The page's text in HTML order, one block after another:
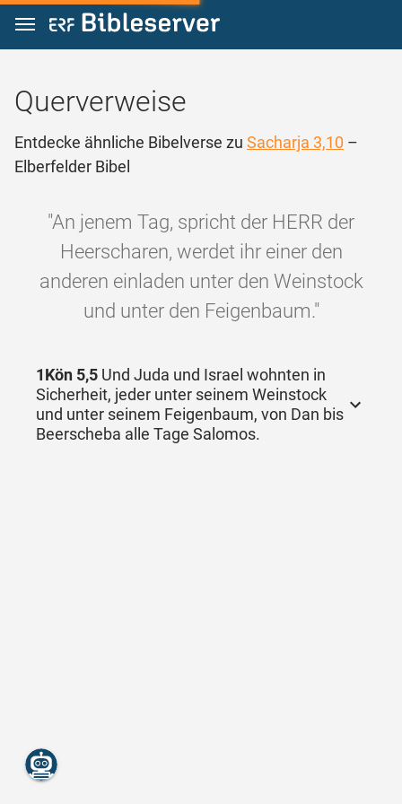
Zum Inhalt springen
Querverweise
Entdecke ähnliche Bibelverse zu Sacharja 3,10 –
Elberfelder Bibel
"An jenem Tag, spricht der HERR der
Heerscharen, werdet ihr einer den
anderen einladen unter den Weinstock
und unter den Feigenbaum."
1Kön 5,5 Und Juda und Israel wohnten in
Sicherheit, jeder unter seinem Weinstock
und unter seinem Feigenbaum, von Dan bis
Beerscheba alle Tage Salomos.